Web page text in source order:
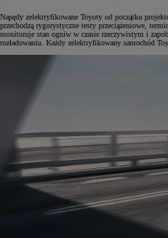
Napędy zelektryfikowane Toyoty od początku
przechodzą rygorystyczne testy przeciążeniowe,
monitoruje stan ogniw w czasie rzeczywistym i
rozładowaniu. Każdy zelektryfikowany samochód